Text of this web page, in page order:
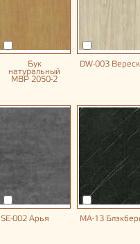
Бук
натуральный
MBP 2050-2
DW-003 Вереск
SE-002 Арья MA-13